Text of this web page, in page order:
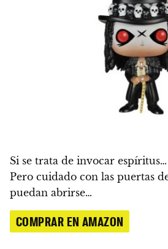
Si se trata de invocar espíritus…
Pero cuidado con las puertas
puedan abrirse…
COMPRAR EN AMAZON